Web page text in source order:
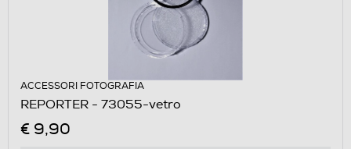
ACCESSORI FOTOGRAFIA
REPORTER - 73055-vetro
€ 9,90